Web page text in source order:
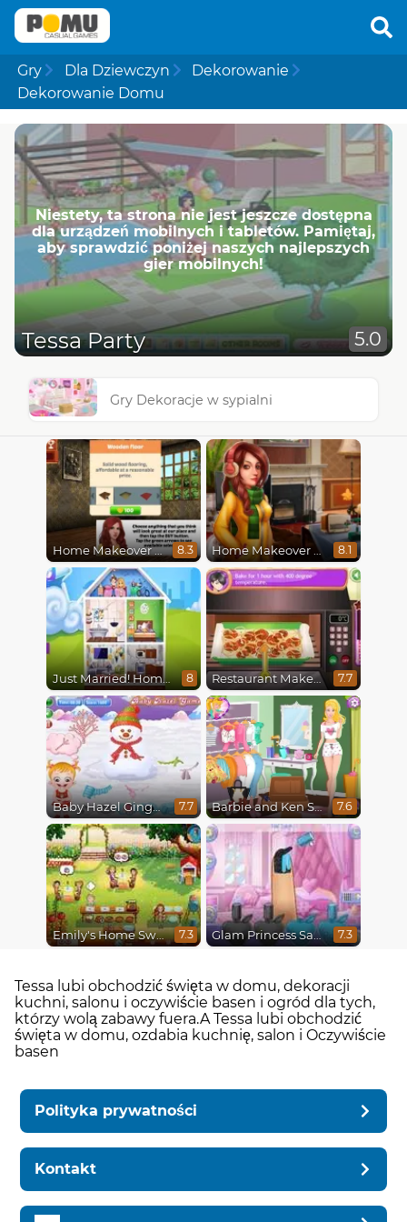
Gry Dla Dziewczyn
Dekorowanie
Dekorowanie Domu
Niestety, ta strona nie jest jeszcze dostępna
dla urządzeń mobilnych i tabletów. Pamiętaj,
aby sprawdzić poniżej naszych najlepszych
gier mobilnych!
Tessa Party 5.0
Gry Dekoracje w sypialni
Home Makeover Hidden Object 8.3 Home Makeover 2 Hidden Object 8.1
Just Married! Home Deco 8 Restaurant Makeover 7.7
Baby Hazel Gingerbread House 7.7 Barbie and Ken Spring City Break 7.6
Emily's Home Sweet Home 7.3 Glam Princess Salon 7.3
Tessa lubi obchodzić święta w domu, dekoracji
kuchni, salonu i oczywiście basen i ogród dla tych,
którzy wolą zabawy fuera.A Tessa lubi obchodzić
święta w domu, ozdabia kuchnię, salon i Oczywiście
basen
Polityka prywatności
Kontakt